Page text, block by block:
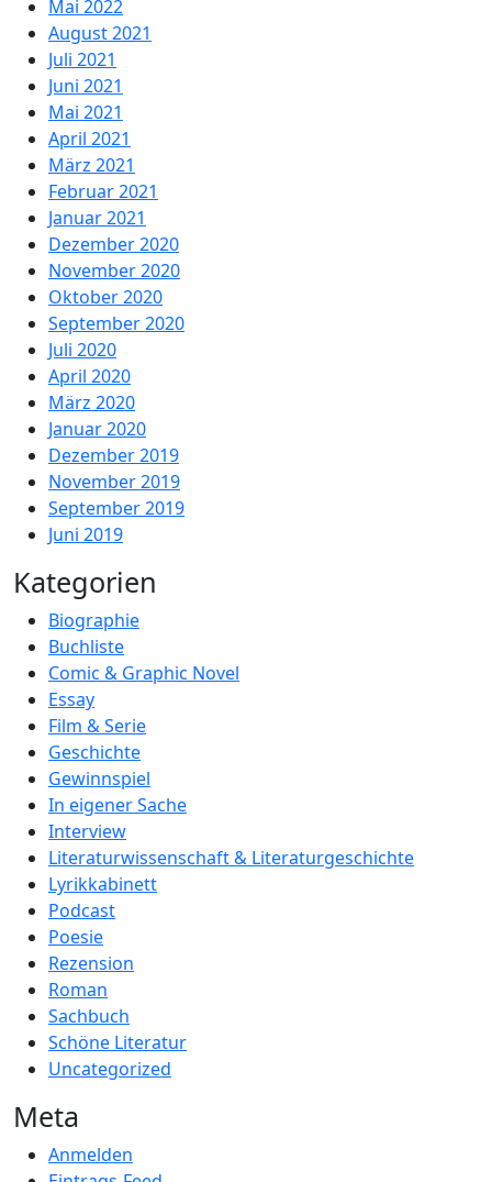
Mai 2022
August 2021
Juli 2021
Juni 2021
Mai 2021
April 2021
März 2021
Februar 2021
Januar 2021
Dezember 2020
November 2020
Oktober 2020
September 2020
Juli 2020
April 2020
März 2020
Januar 2020
Dezember 2019
November 2019
September 2019
Juni 2019
Kategorien
Biographie
Buchliste
Comic & Graphic Novel
Essay
Film & Serie
Geschichte
Gewinnspiel
In eigener Sache
Interview
Literaturwissenschaft & Literaturgeschichte
Lyrikkabinett
Podcast
Poesie
Rezension
Roman
Sachbuch
Schöne Literatur
Uncategorized
Meta
Anmelden